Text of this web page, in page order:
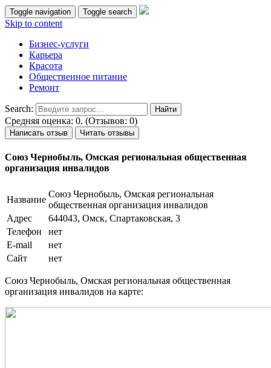
Toggle navigation Toggle search
Skip to content
Бизнес-услуги
Карьера
Красота
Общественное питание
Ремонт
Search:
Средняя оценка: 0. (Отзывов: 0)
Написать отзыв Читать отзывы
Союз Чернобыль, Омская региональная общественная
организация инвалидов
Название
Союз Чернобыль, Омская региональная
общественная организация инвалидов
Адрес
644043, Омск, Спартаковская, 3
Телефон
нет
E-mail
нет
Сайт
нет
Союз Чернобыль, Омская региональная общественная
организация инвалидов на карте: